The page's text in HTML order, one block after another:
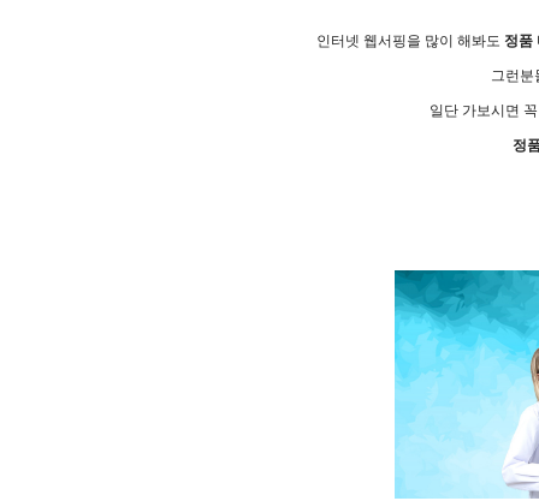
인터넷 웹서핑을 많이 해봐도 정품
그런
일단 가보시면
정